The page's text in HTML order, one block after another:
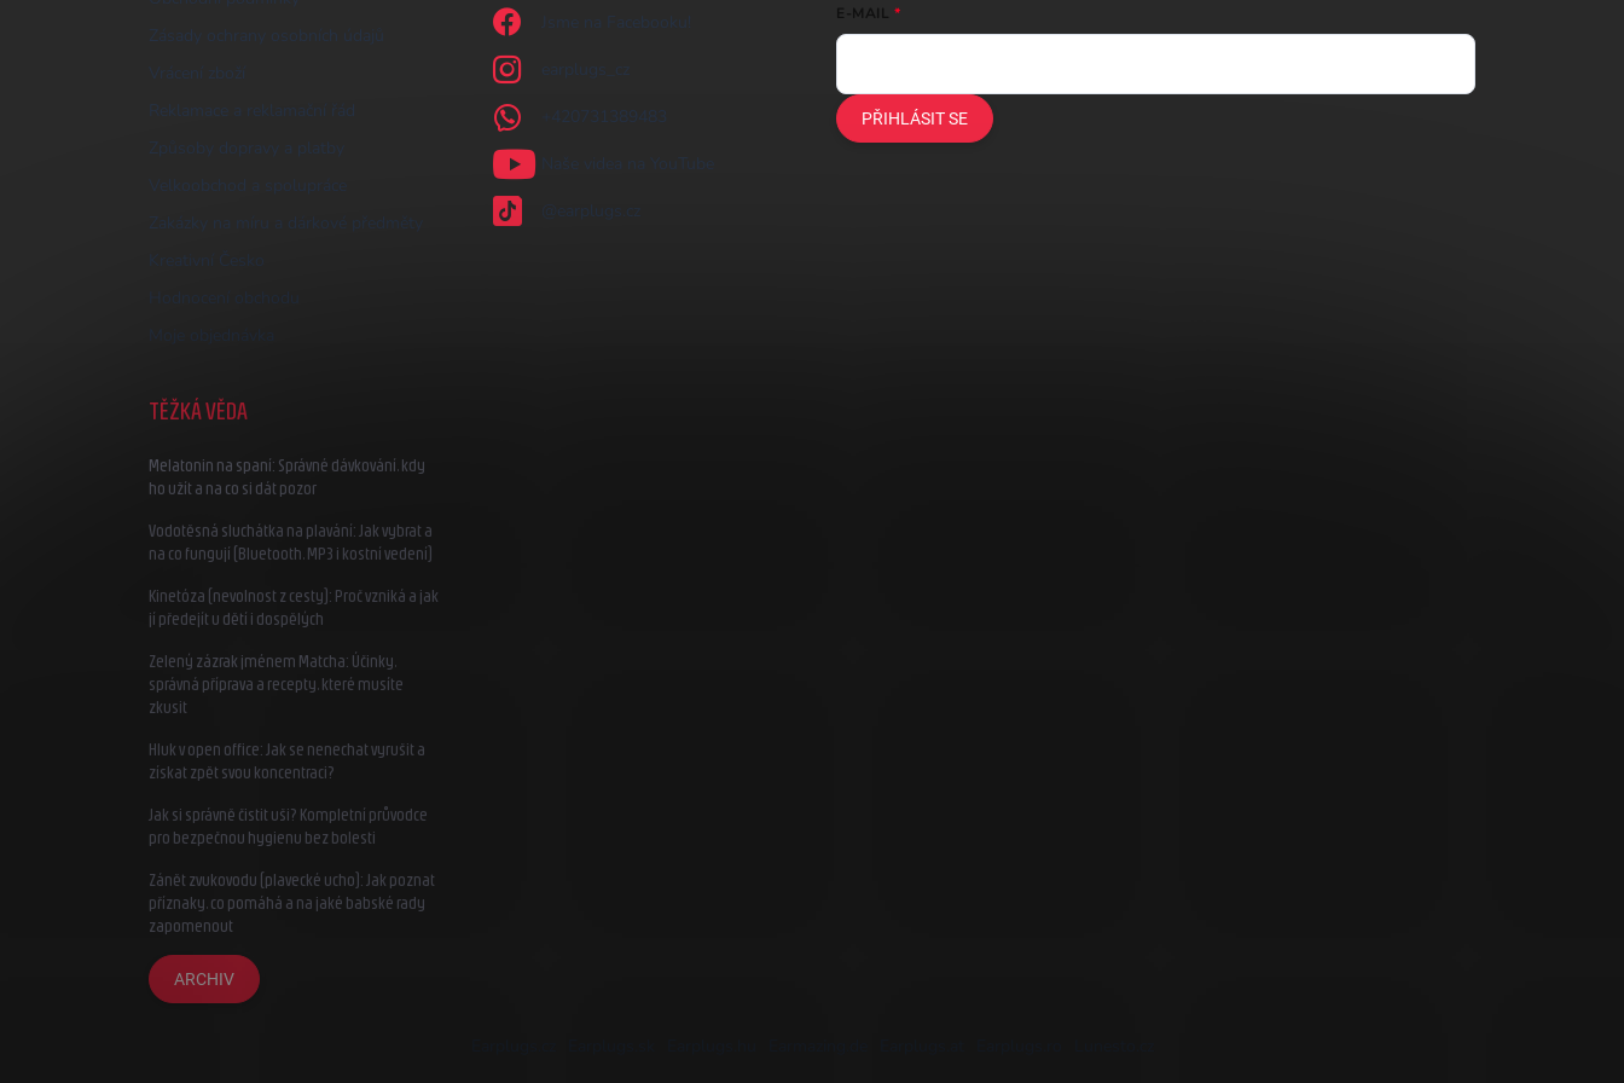
Zásady ochrany osobních údajů
Vrácení zboží
Reklamace a reklamační řád
Způsoby dopravy a platby
Velkoobchod a spolupráce
Zakázky na míru a dárkové předměty
Kreativní Česko
Jsme na Facebooku!
earplugs_cz
+420731389483
Naše videa na YouTube
@earplugs.cz
E-MAIL
PŘIHLÁSIT SE
TĚŽKÁ VĚDA
Melatonin na spaní: Správné dávkování, kdy
ho užít a na co si dát pozor
Vodotěsná sluchátka na plavání: Jak vybrat a
na co fungují (Bluetooth, MP3 i kostní vedení)
Kinetóza (nevolnost z cesty): Proč vzniká a jak
jí předejít u dětí i dospělých
Zelený zázrak jménem Matcha: Účinky,
správná příprava a recepty, které musíte
zkusit
Hluk v open office: Jak se nenechat vyrušit a
získat zpět svou koncentraci?
Jak si správně čistit uši? Kompletní průvodce
pro bezpečnou hygienu bez bolesti
Zánět zvukovodu (plavecké ucho): Jak poznat
příznaky, co pomáhá a na jaké babské rady
zapomenout
ARCHIV